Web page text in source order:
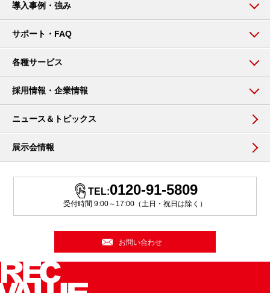
導入事例・強み
サポート・FAQ
各種サービス
採用情報・企業情報
ニュース＆トピックス
展示会情報
TEL:0120-91-5809
受付時間 9:00～17:00（土日・祝日は除く）
お問い合わせ